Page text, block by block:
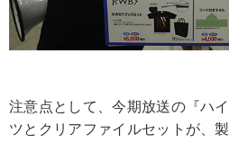
注意点として、今期放送の『ハ
ツとクリアファイルセットが、